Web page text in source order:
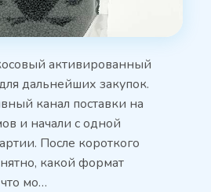
активированный
дальнейших закупок.
канал поставки на
и начали с одной
После короткого
какой формат
мо…